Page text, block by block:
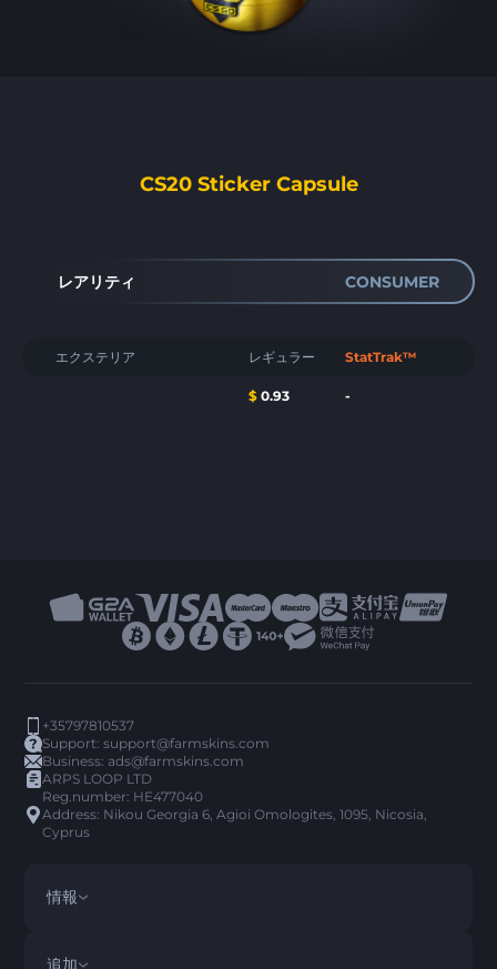
CS20 Sticker Capsule
レアリティ CONSUMER
エクステリア レギュラー StatTrak™
$ 0.93 -
+35797810537
Support:support@farmskins.com
Business:ads@farmskins.com
ARPS LOOP LTD
Reg.number: HE477040
Address: Nikou Georgia 6, Agioi Omologites, 1095, Nicosia,
Cyprus
情報
利用規約
追加